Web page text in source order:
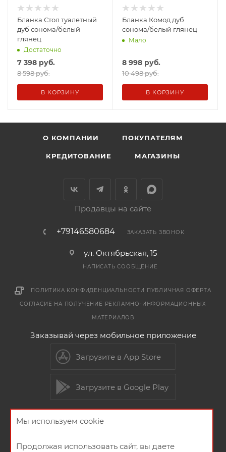
Бланка Стол туалетный
дуб сонома/белый
глянец
Достаточно
7 398 руб.
8 598 руб.
В КОРЗИНУ
Бланка Комод дуб
сонома/белый глянец
Мало
8 998 руб.
10 498 руб.
В КОРЗИНУ
О КОМПАНИИ ПОКУПАТЕЛЯМ
КРЕДИТОВАНИЕ МАГАЗИНЫ
Продавцы на сайте
+79146580684 ЗАКАЗАТЬ ЗВОНОК
ул. Октябрьская, 15
НАПИСАТЬ СООБЩЕНИЕ
ПОЛИТИКА КОНФИДЕНЦИАЛЬНОСТИ ПУБЛИЧНАЯ ОФЕРТА
СОГЛАСИЕ НА ПОЛУЧЕНИЕ РЕКЛАМНО-ИНФОРМАЦИОННЫХ
МАТЕРИАЛОВ
Заказывай через мобильное приложение
Загрузите в App Store
Загрузите в Google Play
Мы используем cookie
Продолжая использовать сайт, вы даете